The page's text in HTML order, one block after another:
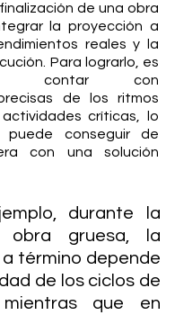
de una obra
la proyección a
reales y la
Para lograrlo, es
contar con
de los ritmos
críticas, lo
conseguir de
con una solución
durante la
gruesa, la
término depende
de los ciclos de
mientras que en